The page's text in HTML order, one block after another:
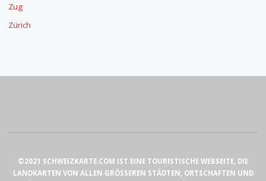
Zug
Zürich
©2021 SCHWEIZKARTE.COM IST EINE TOURISTISCHE WEBSEITE, DIE
LANDKARTEN VON ALLEN GRÖSSEREN STÄDTEN, ORTSCHAFTEN UND